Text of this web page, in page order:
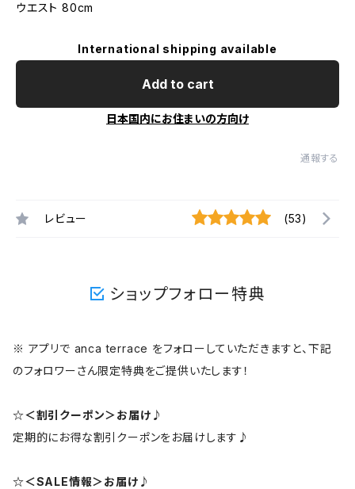
ウエスト 80cm
International shipping available
Add to cart
日本国内にお住まいの方向け
通報する
レビュー (53)
ショップフォロー特典
※ アプリで anca terrace をフォローしていただきますと、下記
のフォロワーさん限定特典をご提供いたします！
☆＜割引クーポン＞お届け♪
定期的にお得な割引クーポンをお届けします♪
☆＜SALE情報＞お届け♪